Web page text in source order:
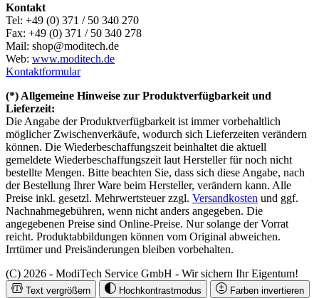
Kontakt
Tel: +49 (0) 371 / 50 340 270
Fax: +49 (0) 371 / 50 340 278
Mail: shop@moditech.de
Web: www.moditech.de
Kontaktformular
(*) Allgemeine Hinweise zur Produktverfügbarkeit und
Lieferzeit:
Die Angabe der Produktverfügbarkeit ist immer vorbehaltlich
möglicher Zwischenverkäufe, wodurch sich Lieferzeiten verändern
können. Die Wiederbeschaffungszeit beinhaltet die aktuell
gemeldete Wiederbeschaffungszeit laut Hersteller für noch nicht
bestellte Mengen. Bitte beachten Sie, dass sich diese Angabe, nach
der Bestellung Ihrer Ware beim Hersteller, verändern kann. Alle
Preise inkl. gesetzl. Mehrwertsteuer zzgl. Versandkosten und ggf.
Nachnahmegebühren, wenn nicht anders angegeben. Die
angegebenen Preise sind Online-Preise. Nur solange der Vorrat
reicht. Produktabbildungen können vom Original abweichen.
Irrtümer und Preisänderungen bleiben vorbehalten.
(C) 2026 - ModiTech Service GmbH - Wir sichern Ihr Eigentum!
Text vergrößern Hochkontrastmodus Farben invertieren